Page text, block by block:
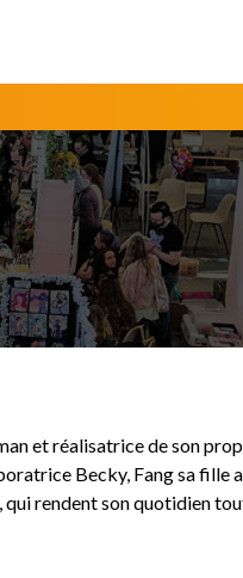
et réalisatrice de son
Becky, Fang sa fille
rendent son quotidien